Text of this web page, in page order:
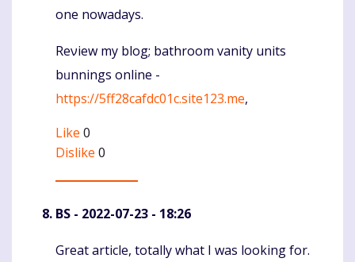
one nowadays.
Reνiеw my blog; bathroom vanity units
bᥙnningѕ online -
https://5ff28cafdc01c.site123.me,
Like 0
Dislike 0
BS - 2022-07-23 - 18:26
Komentaras
Great article, totally what I was looking for.